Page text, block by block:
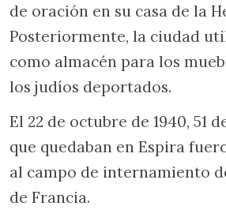
de oración en su casa de la
Posteriormente, la ciudad
como almacén para los
los judíos deportados.
El 22 de octubre de 1940, 51
que quedaban en Espira
al campo de internamiento
de Francia.